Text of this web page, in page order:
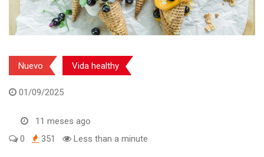
Nuevo Vida healthy
01/09/2025
11 meses ago
0
351 Less than a minute